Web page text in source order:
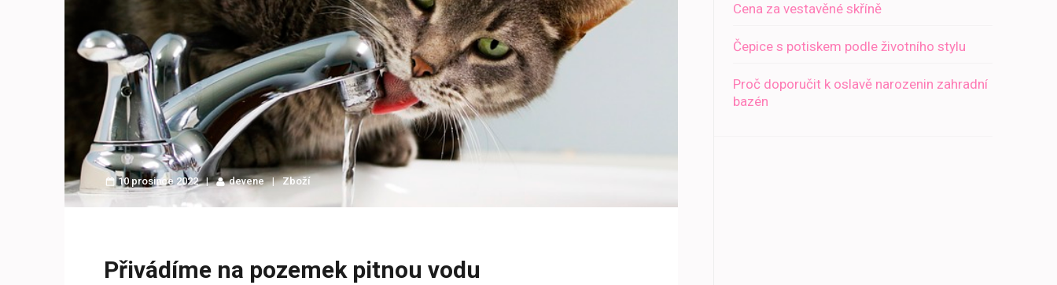
10 prosince 2022 devene Zboží
Přivádíme na pozemek pitnou vodu
Cena za vestavěné skříně
Čepice s potiskem podle životního stylu
Proč doporučit k oslavě narozenin zahradní
bazén